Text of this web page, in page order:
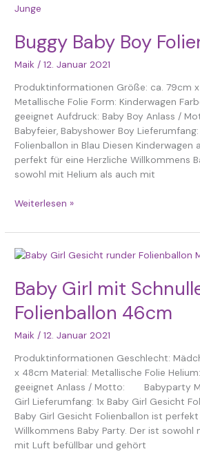
Buggy Baby Boy
Maik /12. Januar 2021
Produktinformationen Größe: ca. 79cm
Metallische Folie Form: Kinderwagen
geeignet Aufdruck: Baby Boy Anlass /
Babyfeier, Babyshower Boy Lieferumfang:
Folienballon in Blau Diesen Kinderwagen
perfekt für eine Herzliche Willkommens
sowohl mit Helium als auch mit
Baby
Folienballon
Weiterlesen »
Baby Girl mit
Folienballon 46cm
Maik/12. Januar 2021
Produktinformationen Geschlecht:
x 48cm Material: Metallische Folie
geeignet Anlass / Motto: Babyparty
Girl Lieferumfang: 1x Baby Girl Gesicht
Baby Girl Gesicht Folienballon ist
Willkommens Baby Party. Der ist sowohl
mit Luft befüllbar und gehört
Baby
mit
Schnuller
Folienballon